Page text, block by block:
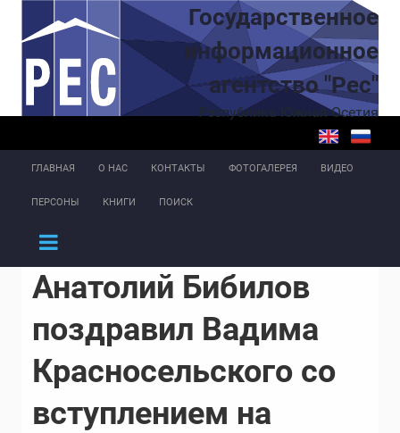
Перейти к основному содержаниюГосударственное
информационное
агентство "Рес"
Республика Южная Осетия
ГЛАВНАЯ О НАС КОНТАКТЫ ФОТОГАЛЕРЕЯ ВИДЕО
ПЕРСОНЫ КНИГИ ПОИСК
Анатолий Бибилов
поздравил Вадима
Красносельского со
вступлением на